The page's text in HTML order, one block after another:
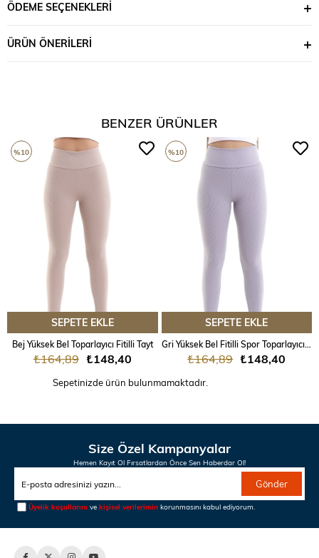
ÖDEME SEÇENEKLERI
ÜRÜN ÖNERILERI
BENZER ÜRÜNLER
SEPETE EKLE
Bej Yüksek Bel Toparlayıcı Fitilli Tayt
₺148,40
₺164,89
%10
SEPETE EKLE
Gri Yüksek Bel Fitilli Spor Toparlayıcı Tayt
₺148,40
₺164,89
%10
Sepetinizde ürün bulunmamaktadır.
Size Özel Kampanyalar
Hemen Kayıt Ol Fırsatlardan Önce Sen Haberdar Ol!
Gönder
Üyelik koşullarını ve kişisel verilerimin korunmasını kabul ediyorum.